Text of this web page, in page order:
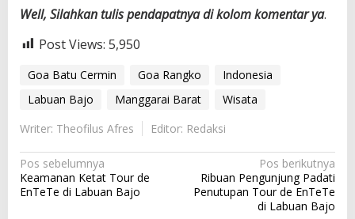
Well, Silahkan tulis pendapatnya di kolom komentar ya.
Post Views: 5,950
Goa Batu Cermin Goa Rangko
Indonesia
Labuan Bajo
Manggarai Barat
Wisata
Writer: Theofilus Afres
Editor: Redaksi
N
a
Pos sebelumnya
Keamanan Ketat Tour de
EnTeTe di Labuan Bajo
Pos berikutnya
Ribuan Pengunjung Padati
Penutupan Tour de EnTeTe
di Labuan Bajo